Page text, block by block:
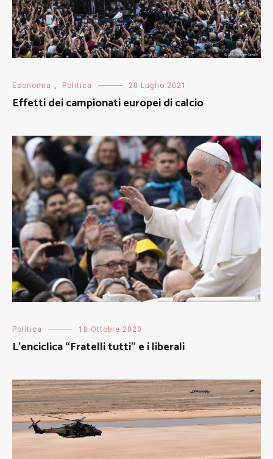
Economia , Politica 20 Luglio 2021
Effetti dei campionati europei di calcio
Politica 18 Ottobre 2020
L’enciclica “Fratelli tutti” e i liberali